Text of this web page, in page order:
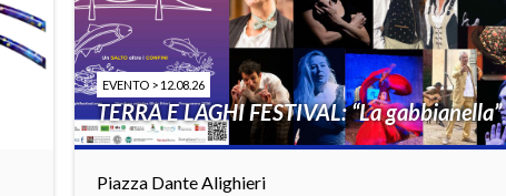
EVENTO > 12.08.26
TERRA E LAGHI FESTIVAL: “La gabbianella”
Piazza Dante Alighieri